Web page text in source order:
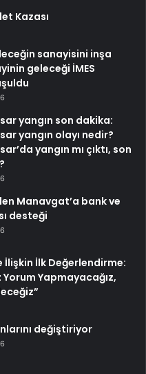
Kazası
sanayisini inşa
geleceği İMES
yangın son dakika:
yangın olayı nedir?
yangın mı çıktı, son
Manavgat’a bank ve
desteği
İlişkin İlk Değerlendirme:
Yorum Yapmayacağız,
değiştiriyor